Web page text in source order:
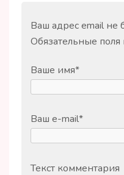
Ваш адрес email не
Обязательные
Ваше имя*
Ваш e-mail*
Текст комментария